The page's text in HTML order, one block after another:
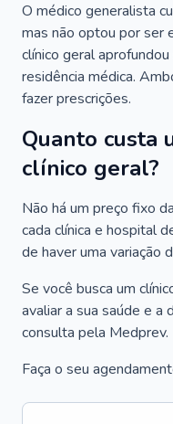
O médico generalista
mas não optou por ser
clínico geral
residência médica.
fazer prescrições.
Quanto custa
clínico geral?
Não há um preço fixo
cada clínica e hospital
de haver uma variação
Se você busca um
avaliar a sua saúde e a
consulta pela Medprev.
Faça o seu